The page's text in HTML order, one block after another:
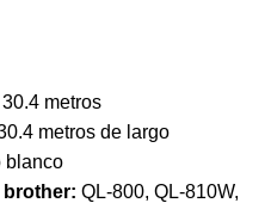
metros
metros de largo
blanco
QL-800, QL-810W,